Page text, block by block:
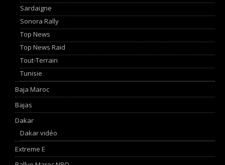
Sardaigne
Sonora Rally
Top News
Top News Raid
Tout-Terrain
Tunisie
Baja Maroc
Bajas
Dakar
Dakar vidéo
Extreme E